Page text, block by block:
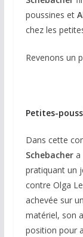
poussines et
chez les
Revenons un
Petites-
Dans cette
Schebachera
pratiquant un
contre Olga
achevée sur
matériel, son
position pour